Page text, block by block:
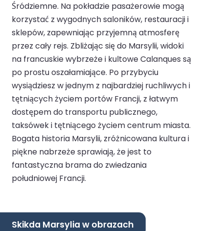
Śródziemne. Na pokładzie pasażerowie mogą
korzystać z wygodnych saloników, restauracji i
sklepów, zapewniając przyjemną atmosferę
przez cały rejs. Zbliżając się do Marsylii, widoki
na francuskie wybrzeże i kultowe Calanques są
po prostu oszałamiające. Po przybyciu
wysiądziesz w jednym z najbardziej ruchliwych i
tętniących życiem portów Francji, z łatwym
dostępem do transportu publicznego,
taksówek i tętniącego życiem centrum miasta.
Bogata historia Marsylii, zróżnicowana kultura i
piękne nabrzeże sprawiają, że jest to
fantastyczna brama do zwiedzania
południowej Francji.
Skikda Marsylia w obrazach